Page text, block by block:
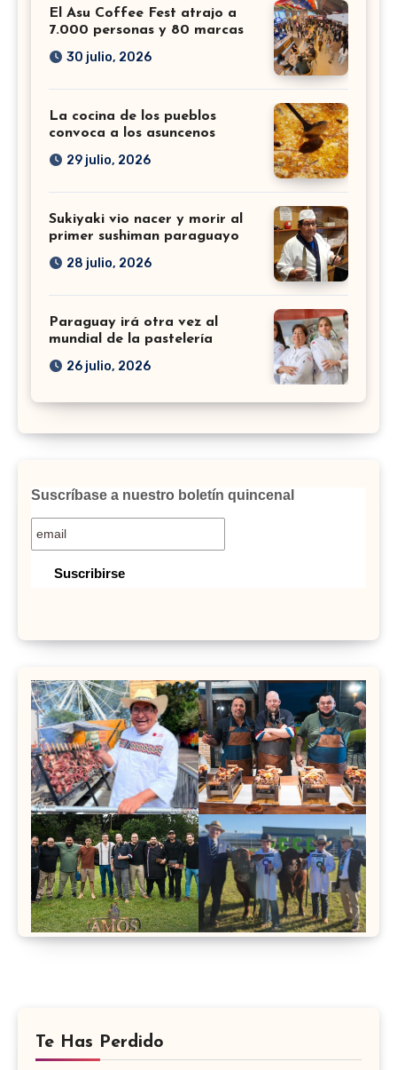
El Asu Coffee Fest atrajo a
7.000 personas y 80 marcas
30 julio, 2026
La cocina de los pueblos
convoca a los asuncenos
29 julio, 2026
Sukiyaki vio nacer y morir al
primer sushiman paraguayo
28 julio, 2026
Paraguay irá otra vez al
mundial de la pastelería
26 julio, 2026
Suscríbase a nuestro boletín quincenal
Te Has Perdido